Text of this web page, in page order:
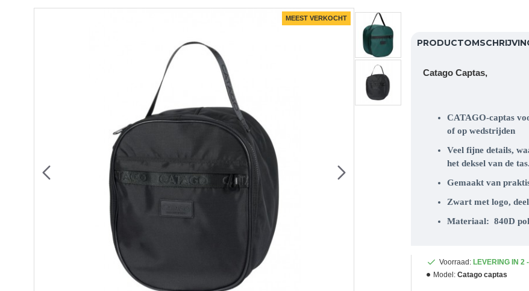
MEEST VERKOCHT
Catago Captas,
CATAGO-captas
of op wedstrijden
Veel fijne details,
het deksel van de tas.
Gemaakt van
Zwart met logo,
Materiaal: 840D
Voorraad: LEVERING IN 2
Model: Catago captas